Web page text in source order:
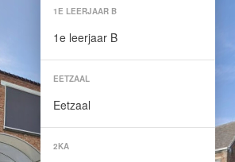
1E LEERJAAR B
1e leerjaar B
EETZAAL
Eetzaal
2KA